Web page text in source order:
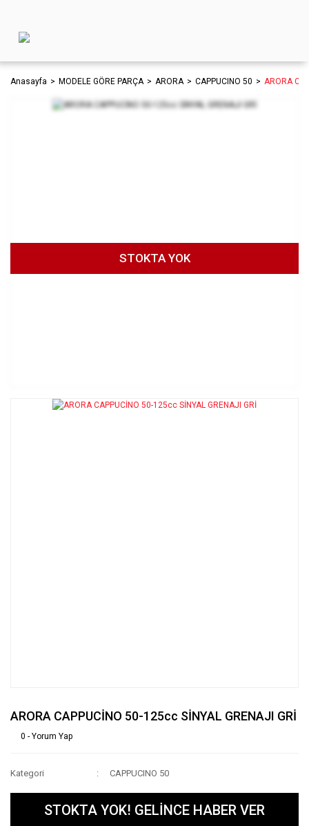
Anasayfa MODELE GÖRE PARÇA ARORA CAPPUCINO 50 ARORA
STOKTA YOK
ARORA CAPPUCİNO 50-125cc SİNYAL GRENAJI GRİ
0 - Yorum Yap
Kategori CAPPUCINO 50
STOKTA YOK! GELİNCE HABER VER